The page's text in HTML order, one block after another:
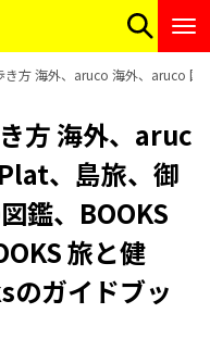
方 海外、aruco 海外、aruco 国
方 海外、aruc
、島旅、御
鑑、BOOKS
旅と健
のガイドブッ